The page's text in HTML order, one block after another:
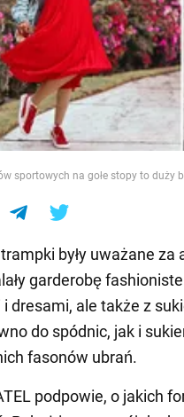
sportowych na gołe stopy to duży
były uważane
garderobę
dresami, ale także z
do spódnic, jak i
fasonów ubrań.
podpowie, o jakich